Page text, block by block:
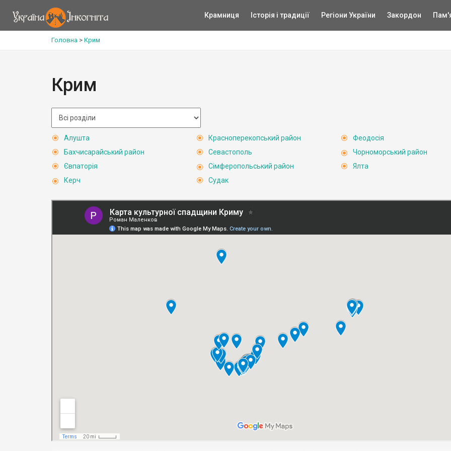
Крамниця Історія і традиції Регіони України Закордон
Головна > Крим
Крим
Алушта
Бахчисарайський район
Євпаторія
Керч
Красноперекопський район
Севастополь
Сімферопольський район
Судак
Феодосія
Чорноморський район
Ялта